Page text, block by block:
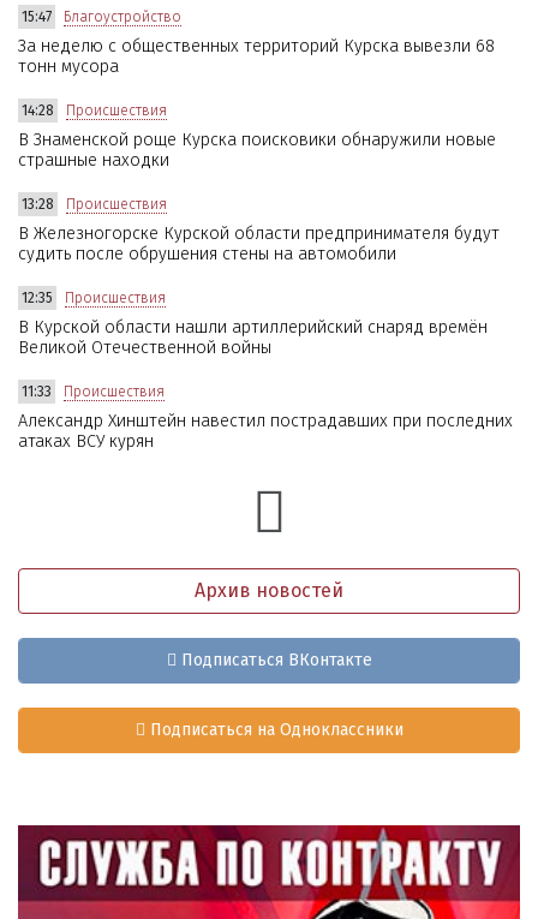
15:47 Благоустройство
За неделю с общественных территорий Курска вывезли 68
тонн мусора
14:28 Происшествия
В Знаменской роще Курска поисковики обнаружили новые
страшные находки
13:28 Происшествия
В Железногорске Курской области предпринимателя будут
судить после обрушения стены на автомобили
12:35 Происшествия
В Курской области нашли артиллерийский снаряд времён
Великой Отечественной войны
11:33 Происшествия
Александр Хинштейн навестил пострадавших при последних
атаках ВСУ курян
Архив новостей
Подписаться ВКонтакте
Подписаться на Одноклассники